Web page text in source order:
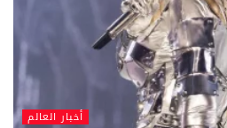
أخبار العالم